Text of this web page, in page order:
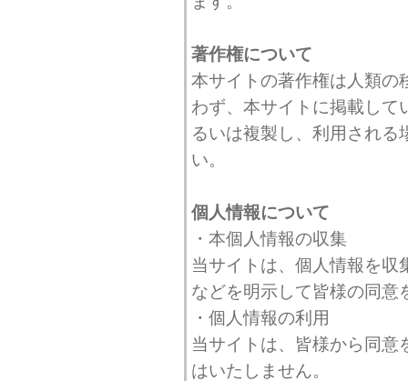
著作権について
本サイトの著作権は人類の
わず、本サイトに掲載して
るいは複製し、利用される
い。
個人情報について
・本個人情報の収集
当サイトは、個人情報を収
などを明示して皆様の同意
・個人情報の利用
当サイトは、皆様から同意
はいたしません。